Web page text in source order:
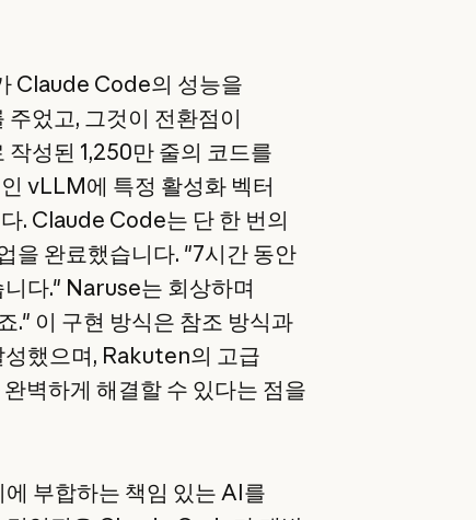
Claude Code의 성능을
었고, 그것이 전환점이
성된 1,250만 줄의 코드를
vLLM에 특정 활성화 벡터
. Claude Code는 단 한 번의
을 완료했습니다. "7시간 동안
다." Naruse는 회상하며
." 이 구현 방식은 참조 방식과
했으며, Rakuten의 고급
벽하게 해결할 수 있다는 점을
부합하는 책임 있는 AI를